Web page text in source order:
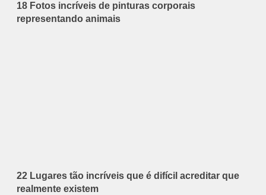
18 Fotos incríveis de pinturas corporais
representando animais
22 Lugares tão incríveis que é difícil acreditar que
realmente existem